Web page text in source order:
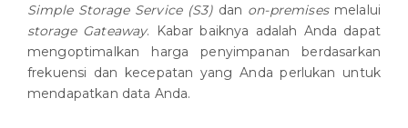
Simple Storage Service (S3)dan on-premisesmelalui
storage Gateaway. Kabar baiknya adalah Anda dapat
mengoptimalkan harga penyimpanan berdasarkan
frekuensi dan kecepatan yang Anda perlukan untuk
mendapatkan data Anda.